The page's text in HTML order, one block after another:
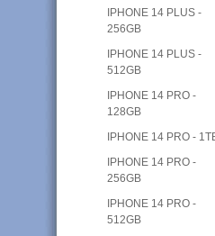
IPHONE 14 PLUS -
256GB
IPHONE 14 PLUS -
512GB
IPHONE 14 PRO -
128GB
IPHONE 14 PRO -
IPHONE 14 PRO -
256GB
IPHONE 14 PRO -
512GB